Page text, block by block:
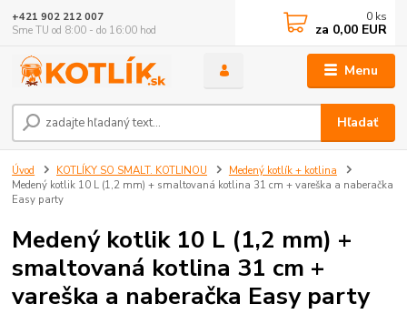
Menu
Hľadať
+421 902 212 007
Sme TU od 8:00 - do 16:00 hod
0 ks
za 0,00 EUR
Úvod KOTLÍKY SO SMALT. KOTLINOU
Medený kotlík + kotlina
Medený kotlik 10 L (1,2 mm) + smaltovaná kotlina 31 cm + vareška a naberačka
Easy party
Medený kotlik 10 L (1,2 mm) +
smaltovaná kotlina 31 cm +
vareška a naberačka Easy party